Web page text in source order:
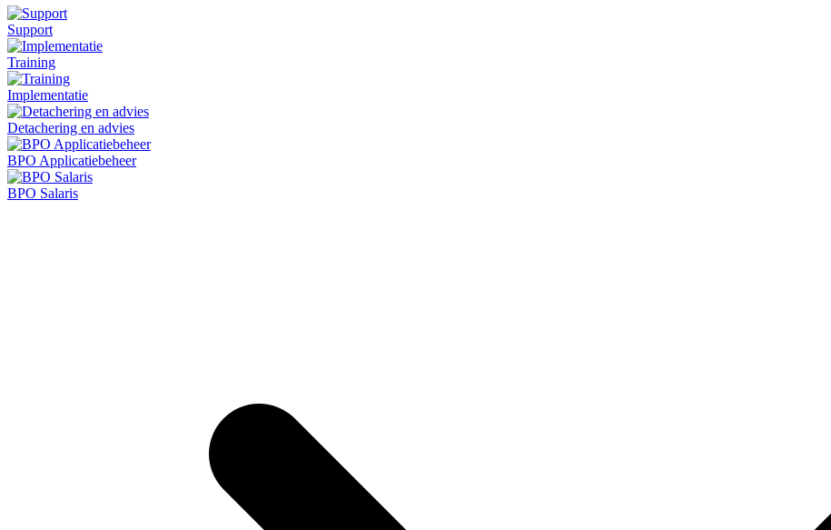
Support
Training
Implementatie
Detachering en advies
BPO Applicatiebeheer
BPO Salaris